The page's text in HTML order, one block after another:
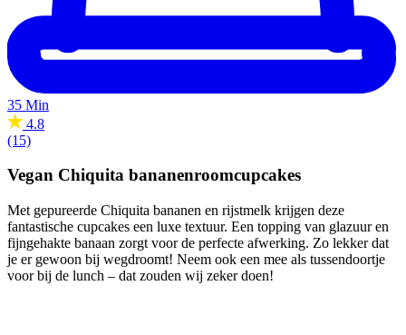
35 Min
4.8
(15)
Vegan Chiquita bananenroomcupcakes
Met gepureerde Chiquita bananen en rijstmelk krijgen deze
fantastische cupcakes een luxe textuur. Een topping van glazuur en
fijngehakte banaan zorgt voor de perfecte afwerking. Zo lekker dat
je er gewoon bij wegdroomt! Neem ook een mee als tussendoortje
voor bij de lunch – dat zouden wij zeker doen!